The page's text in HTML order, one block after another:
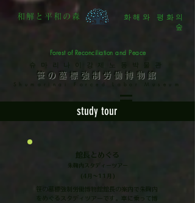
和解と平和の森
화해와 평화의
숲
Forest of Reconciliation and Peace
슈마리나이강제노동박물관
笹の墓標強制労働博物館
Shumarinai Forced Labor Museum
study tour
館長とめぐる
朱鞠内スタディーツアー
(4月～11月)
笹の墓標強制労働博物館館長の案内で朱鞠内
をめぐるスタディツアーです。車に乗って博